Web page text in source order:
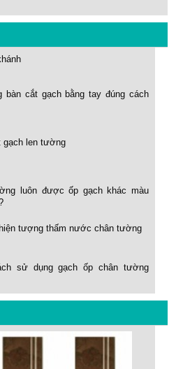
bàn cắt gạch bằng tay đúng cách
gạch len tường
luôn được ốp gạch khác màu
tượng thấm nước chân tường
sử dụng gạch ốp chân tường